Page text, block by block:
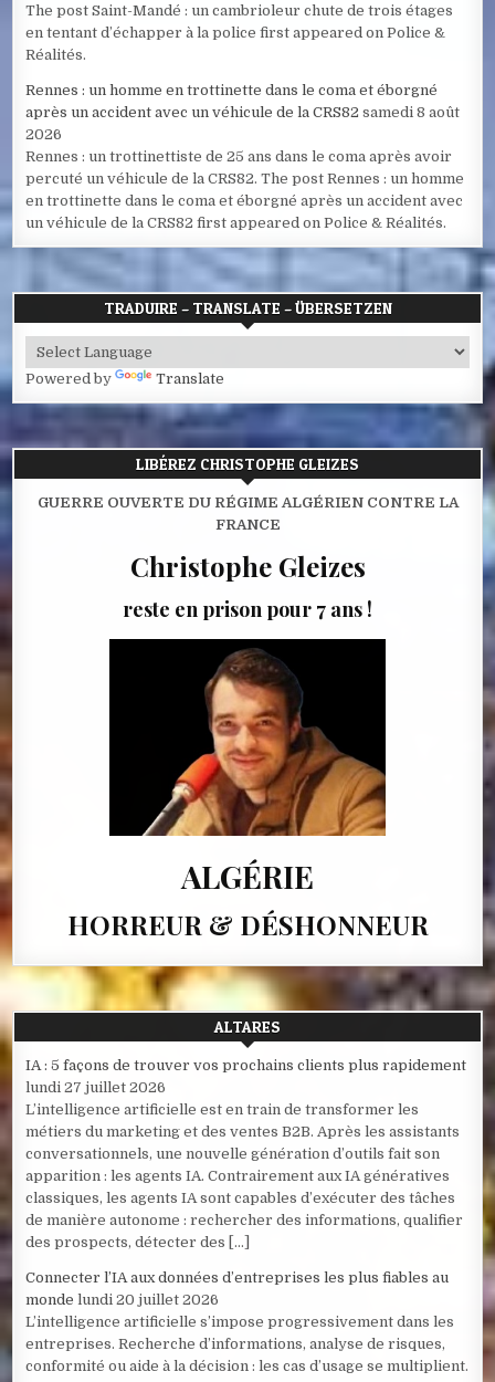
The post Saint-Mandé : un cambrioleur chute de trois étages
en tentant d’échapper à la police first appeared on Police &
Réalités.
Rennes : un homme en trottinette dans le coma et éborgné
après un accident avec un véhicule de la CRS82 samedi 8 août
2026
Rennes : un trottinettiste de 25 ans dans le coma après avoir
percuté un véhicule de la CRS82. The post Rennes : un homme
en trottinette dans le coma et éborgné après un accident avec
un véhicule de la CRS82 first appeared on Police & Réalités.
TRADUIRE – TRANSLATE – ÜBERSETZEN
Powered by Translate
LIBÉREZ CHRISTOPHE GLEIZES
GUERRE OUVERTE DU RÉGIME ALGÉRIEN CONTRE LA
FRANCE
Christophe Gleizes
reste en prison pour 7 ans !
ALGÉRIE
HORREUR & DÉSHONNEUR
ALTARES
IA : 5 façons de trouver vos prochains clients plus rapidement
lundi 27 juillet 2026
L’intelligence artificielle est en train de transformer les
métiers du marketing et des ventes B2B. Après les assistants
conversationnels, une nouvelle génération d’outils fait son
apparition : les agents IA. Contrairement aux IA génératives
classiques, les agents IA sont capables d’exécuter des tâches
de manière autonome : rechercher des informations, qualifier
des prospects, détecter des […]
Connecter l’IA aux données d’entreprises les plus fiables au
monde lundi 20 juillet 2026
L’intelligence artificielle s’impose progressivement dans les
entreprises. Recherche d’informations, analyse de risques,
conformité ou aide à la décision : les cas d’usage se multiplient.